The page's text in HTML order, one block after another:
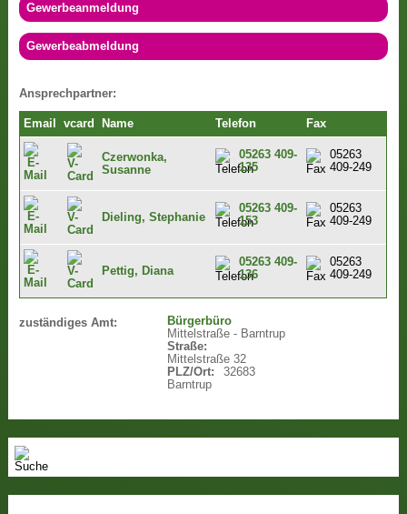
Gewerbeanmeldung
Gewerbeabmeldung
Ansprechpartner:
Email vcard Name Telefon Fax
Czerwonka,
Susanne
05263 409-
135
05263
409-249
Dieling, Stephanie
05263 409-
153
05263
409-249
Pettig, Diana
05263 409-
136
05263
409-249
zuständiges Amt:
Bürgerbüro
Mittelstraße - Barntrup
Straße:
Mittelstraße 32
PLZ/Ort:
32683
Barntrup